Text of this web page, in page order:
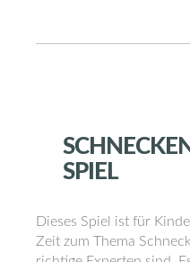
SPIEL
Dieses Spiel ist für
Zeit zum Thema